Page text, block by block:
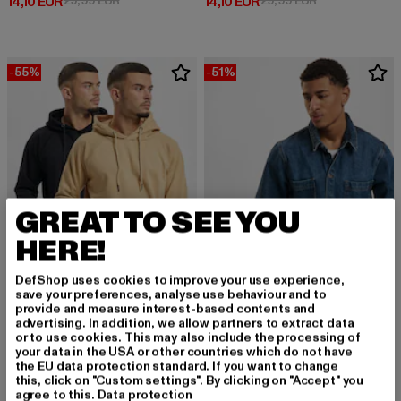
-55%
DENIM PROJECT
Dpbasic 2 Pack
24,75 EUR
Derzeitiger Preis: 24,75 EUR
54,99 EURAktionspreis: 54,99 EUR
-51%
DENIM PROJECT
39,20 EUR
Derzeitiger Preis: 39,20 EUR
79,99 EUR Aktionspreis:
GREAT TO SEE YOU
HERE!
DefShop uses cookies to improve your use experience,
save your preferences, analyse use behaviour and to
provide and measure interest-based contents and
advertising. In addition, we allow partners to extract data
or to use cookies. This may also include the processing of
your data in the USA or other countries which do not have
the EU data protection standard. If you want to change
this, click on "Custom settings". By clicking on "Accept" you
agree to this. Data protection